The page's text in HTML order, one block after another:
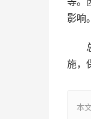
影响。
施，
本